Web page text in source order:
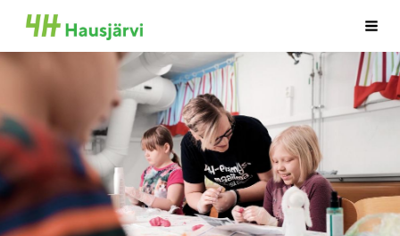
Siirry
sivun
sisältöön
Hausjärven 4H-yhdistys